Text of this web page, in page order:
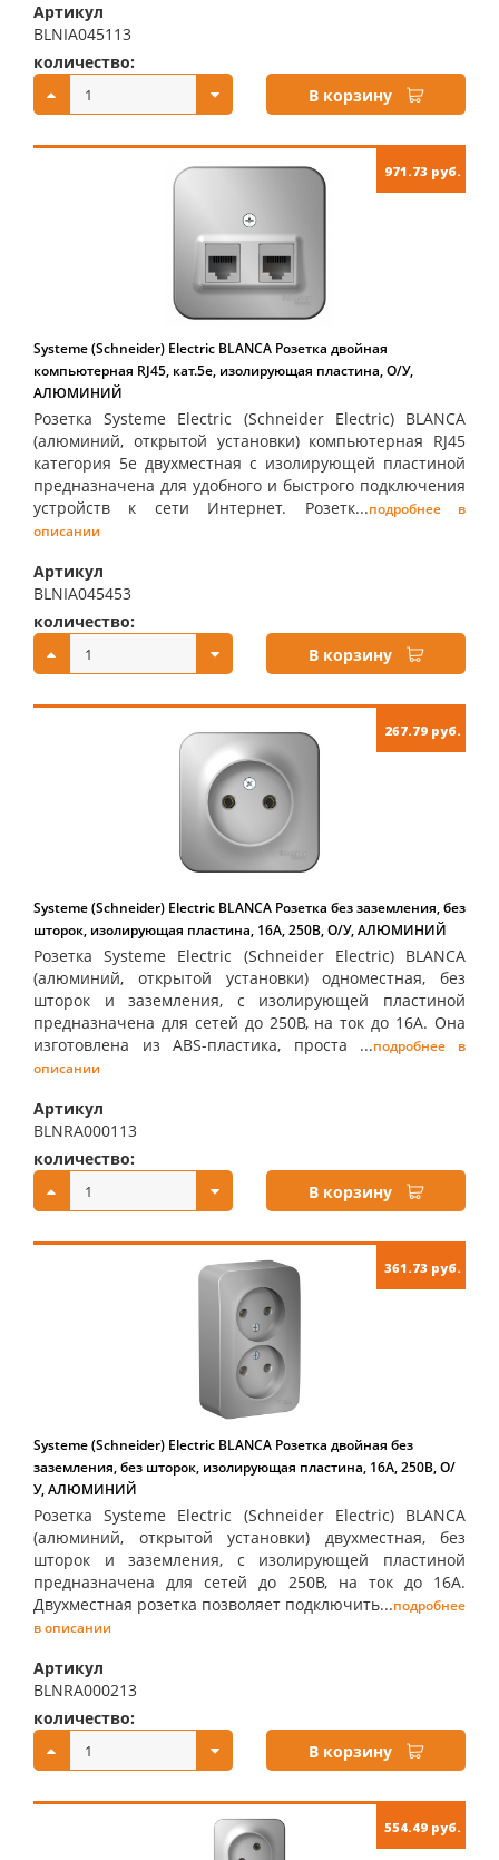
Артикул
BLNIA045113
количество:
В корзину
971.73 руб.
Systeme (Schneider) Electric BLANCA Розетка двойная
компьютерная RJ45, кат.5е, изолирующая пластина, О/У,
АЛЮМИНИЙ
Розетка Systeme Electric (Schneider Electric) BLANCA
(алюминий, открытой установки) компьютерная RJ45
категория 5е двухместная с изолирующей пластиной
предназначена для удобного и быстрого подключения
устройств к сети Интернет. Розетк...подробнее в
описании
Артикул
BLNIA045453
количество:
В корзину
267.79 руб.
Systeme (Schneider) Electric BLANCA Розетка без заземления, без
шторок, изолирующая пластина, 16А, 250В, О/У, АЛЮМИНИЙ
Розетка Systeme Electric (Schneider Electric) BLANCA
(алюминий, открытой установки) одноместная, без
шторок и заземления, с изолирующей пластиной
предназначена для сетей до 250В, на ток до 16А. Она
изготовлена из ABS-пластика, проста ...подробнее в
описании
Артикул
BLNRA000113
количество:
В корзину
361.73 руб.
Systeme (Schneider) Electric BLANCA Розетка двойная без
заземления, без шторок, изолирующая пластина, 16А, 250В, О/
У, АЛЮМИНИЙ
Розетка Systeme Electric (Schneider Electric) BLANCA
(алюминий, открытой установки) двухместная, без
шторок и заземления, с изолирующей пластиной
предназначена для сетей до 250В, на ток до 16А.
Двухместная розетка позволяет подключить...подробнее
в описании
Артикул
BLNRA000213
количество:
В корзину
554.49 руб.